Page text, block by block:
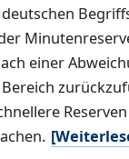
einer